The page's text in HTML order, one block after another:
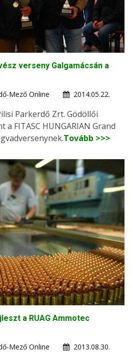
verseny Galgamácsán a
Mező Online
2014.05.22.
Parkerdő Zrt. Gödöllői
FITASC HUNGARIAN Grand
Tovább >>>
a RUAG Ammotec
Mező Online
2013.08.30.